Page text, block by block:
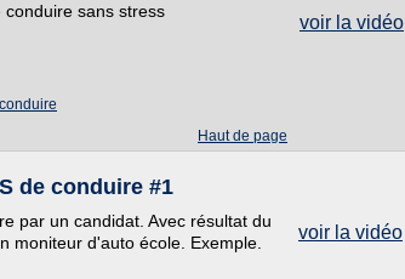
voir la vidéo
sans stress
Haut de page
de conduire #1
voir la vidéo
par un candidat. Avec résultat du
moniteur d'auto école. Exemple.